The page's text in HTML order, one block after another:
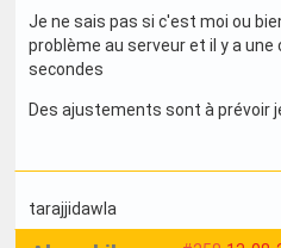
Je ne sais pas si c'est moi ou
problème au serveur et il y a
secondes
Des ajustements sont à prévoir
tarajjidawla